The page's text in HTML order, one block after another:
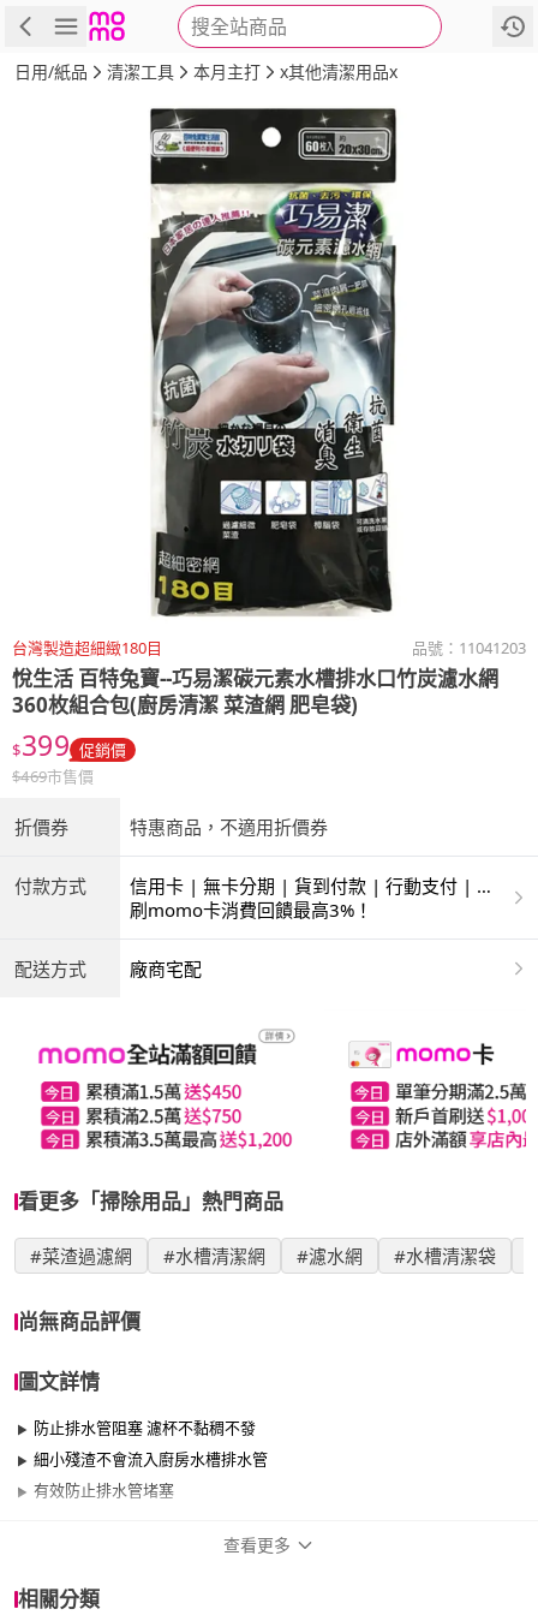
搜全站商品
商品 評價 詳情
日用/紙品 清潔工具 本月主打 x其他清潔用品x
台灣製造超細緻180目 品號： 11041203
悅生活 百特兔寶--巧易潔碳元素水槽排水口竹炭濾水網
360枚組合包(廚房清潔 菜渣網 肥皂袋)
$399 促銷價
$469市售價
折價券 特惠商品，不適用折價券
付款方式
信用卡 | 無卡分期 | 貨到付款 | 行動支付 | 超
商付款 | ATM | 銀聯卡
刷momo卡消費回饋最高3%！
配送方式 廠商宅配
看更多「掃除用品」熱門商品
#菜渣過濾網 #水槽清潔網 #濾水網 #水槽清潔袋
尚無商品評價
圖文詳情
防止排水管阻塞 濾杯不黏稠不發
細小殘渣不會流入廚房水槽排水管
有效防止排水管堵塞
查看更多
相關分類